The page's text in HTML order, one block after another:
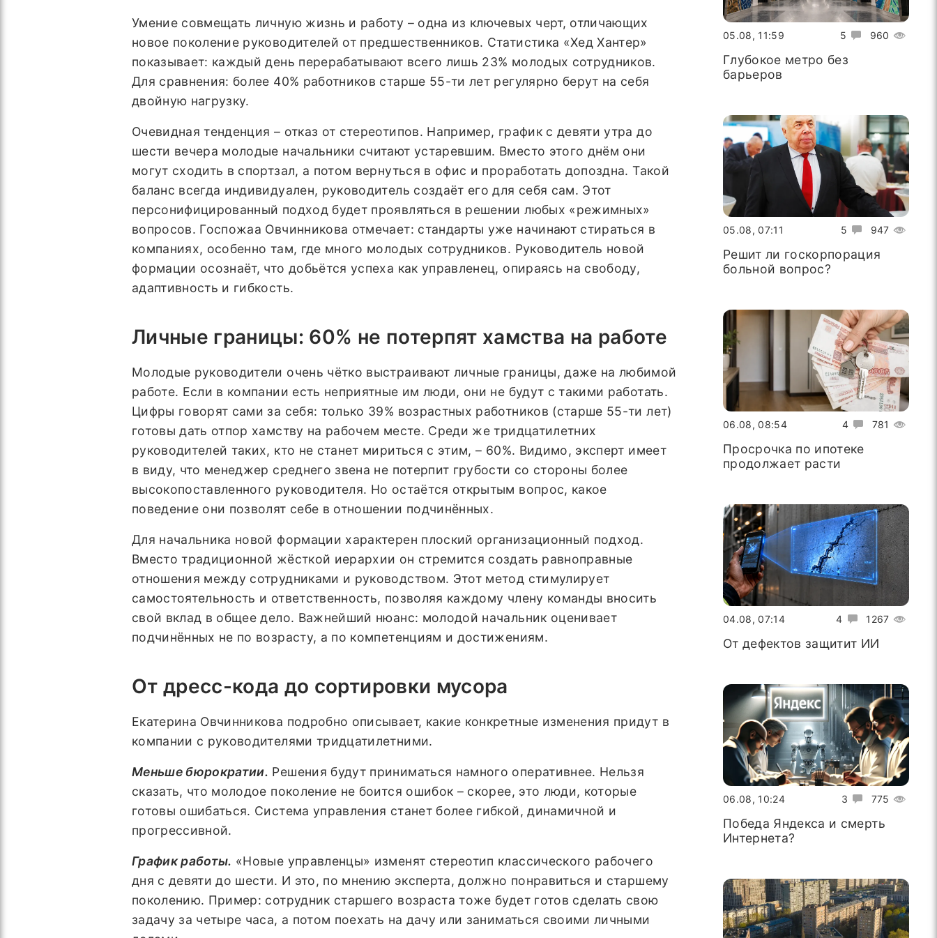
Умение совмещать личную жизнь и работу – одна из ключевых черт, отличающих
новое поколение руководителей от предшественников. Статистика «Хед Хантер»
показывает: каждый день перерабатывают всего лишь 23% молодых сотрудников.
Для сравнения: более 40% работников старше 55-ти лет регулярно берут на себя
двойную нагрузку.
Очевидная тенденция – отказ от стереотипов. Например, график с девяти утра до
шести вечера молодые начальники считают устаревшим. Вместо этого днём они
могут сходить в спортзал, а потом вернуться в офис и проработать допоздна. Такой
баланс всегда индивидуален, руководитель создаёт его для себя сам. Этот
персонифицированный подход будет проявляться в решении любых «режимных»
вопросов. Госпожаа Овчинникова отмечает: стандарты уже начинают стираться в
компаниях, особенно там, где много молодых сотрудников. Руководитель новой
формации осознаёт, что добьётся успеха как управленец, опираясь на свободу,
адаптивность и гибкость.
Личные границы: 60% не потерпят хамства на работе
Молодые руководители очень чётко выстраивают личные границы, даже на любимой
работе. Если в компании есть неприятные им люди, они не будут с такими работать.
Цифры говорят сами за себя: только 39% возрастных работников (старше 55-ти лет)
готовы дать отпор хамству на рабочем месте. Среди же тридцатилетних
руководителей таких, кто не станет мириться с этим, – 60%. Видимо, эксперт имеет
в виду, что менеджер среднего звена не потерпит грубости со стороны более
высокопоставленного руководителя. Но остаётся открытым вопрос, какое
поведение они позволят себе в отношении подчинённых.
Для начальника новой формации характерен плоский организационный подход.
Вместо традиционной жёсткой иерархии он стремится создать равноправные
отношения между сотрудниками и руководством. Этот метод стимулирует
самостоятельность и ответственность, позволяя каждому члену команды вносить
свой вклад в общее дело. Важнейший нюанс: молодой начальник оценивает
подчинённых не по возрасту, а по компетенциям и достижениям.
От дресс-кода до сортировки мусора
Екатерина Овчинникова подробно описывает, какие конкретные изменения придут в
компании с руководителями тридцатилетними.
Меньше бюрократии. Решения будут приниматься намного оперативнее. Нельзя
сказать, что молодое поколение не боится ошибок – скорее, это люди, которые
готовы ошибаться. Система управления станет более гибкой, динамичной и
прогрессивной.
График работы. «Новые управленцы» изменят стереотип классического рабочего
дня с девяти до шести. И это, по мнению эксперта, должно понравиться и старшему
поколению. Пример: сотрудник старшего возраста тоже будет готов сделать свою
задачу за четыре часа, а потом поехать на дачу или заниматься своими личными
5 960
05.08, 11:59
Глубокое метро без
барьеров
5 947
05.08, 07:11
Решит ли госкорпорация
больной вопрос?
4 781
06.08, 08:54
Просрочка по ипотеке
продолжает расти
4 1267
04.08, 07:14
От дефектов защитит ИИ
3 775
06.08, 10:24
Победа Яндекса и смерть
Интернета?